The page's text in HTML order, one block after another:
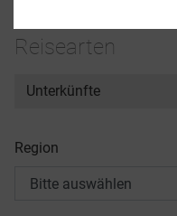
Reisearten
Unterkünfte
Region